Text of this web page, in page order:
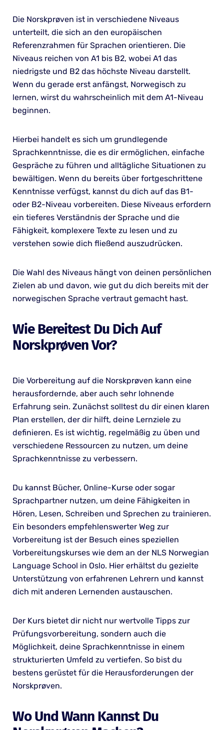
Die Norskprøven ist in verschiedene Niveaus
unterteilt, die sich an den europäischen
Referenzrahmen für Sprachen orientieren. Die
Niveaus reichen von A1 bis B2, wobei A1 das
niedrigste und B2 das höchste Niveau darstellt.
Wenn du gerade erst anfängst, Norwegisch zu
lernen, wirst du wahrscheinlich mit dem A1-Niveau
beginnen.
Hierbei handelt es sich um grundlegende
Sprachkenntnisse, die es dir ermöglichen, einfache
Gespräche zu führen und alltägliche Situationen zu
bewältigen. Wenn du bereits über fortgeschrittene
Kenntnisse verfügst, kannst du dich auf das B1-
oder B2-Niveau vorbereiten. Diese Niveaus erfordern
ein tieferes Verständnis der Sprache und die
Fähigkeit, komplexere Texte zu lesen und zu
verstehen sowie dich fließend auszudrücken.
Die Wahl des Niveaus hängt von deinen persönlichen
Zielen ab und davon, wie gut du dich bereits mit der
norwegischen Sprache vertraut gemacht hast.
Wie Bereitest Du Dich Auf
Norskprøven Vor?
Die Vorbereitung auf die Norskprøven kann eine
herausfordernde, aber auch sehr lohnende
Erfahrung sein. Zunächst solltest du dir einen klaren
Plan erstellen, der dir hilft, deine Lernziele zu
definieren. Es ist wichtig, regelmäßig zu üben und
verschiedene Ressourcen zu nutzen, um deine
Sprachkenntnisse zu verbessern.
Du kannst Bücher, Online-Kurse oder sogar
Sprachpartner nutzen, um deine Fähigkeiten in
Hören, Lesen, Schreiben und Sprechen zu trainieren.
Ein besonders empfehlenswerter Weg zur
Vorbereitung ist der Besuch eines speziellen
Vorbereitungskurses wie dem an der NLS Norwegian
Language School in Oslo. Hier erhältst du gezielte
Unterstützung von erfahrenen Lehrern und kannst
dich mit anderen Lernenden austauschen.
Der Kurs bietet dir nicht nur wertvolle Tipps zur
Prüfungsvorbereitung, sondern auch die
Möglichkeit, deine Sprachkenntnisse in einem
strukturierten Umfeld zu vertiefen. So bist du
bestens gerüstet für die Herausforderungen der
Norskprøven.
Wo Und Wann Kannst Du